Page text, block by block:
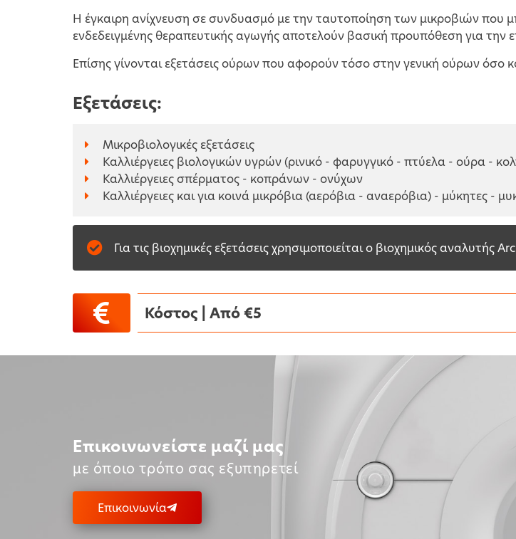
H έγκαιρη ανίχνευση σε συνδυασμό με την ταυτοποίηση των μικροβιών που
ενδεδειγμένης θεραπευτικής αγωγής αποτελούν βασική προυπόθεση για την
Επίσης γίνονται εξετάσεις ούρων που αφορούν τόσο στην γενική ούρων όσο
Εξετάσεις:
Μικροβιολογικές εξετάσεις
Καλλιέργειες βιολογικών υγρών (ρινικό - φαρυγγικό - πτύελα - ούρα -
Καλλιέργειες σπέρματος - κοπράνων - ονύχων
Καλλιέργειες και για κοινά μικρόβια (αερόβια - αναερόβια) - μύκητες -
Για τις βιοχημικές εξετάσεις χρησιμοποιείται ο βιοχημικός αναλυτής
Κόστος | Aπό €5
Επικοινωνείστε μαζί μας
με όποιο τρόπο σας εξυπηρετεί
Επικοινωνία